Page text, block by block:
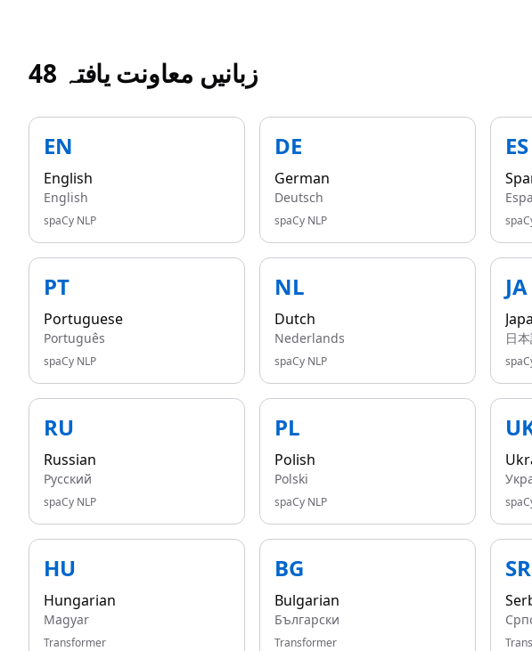
48 زبانیں معاونت یافتہ
EN
English
English
spaCy NLP
DE
German
Deutsch
spaCy NLP
ES
PT
Portuguese
Português
spaCy NLP
NL
Dutch
Nederlands
spaCy NLP
JA
日
RU
Russian
Русский
spaCy NLP
PL
Polish
Polski
spaCy NLP
HU
Hungarian
Magyar
Transformer
BG
Bulgarian
Български
Transformer
SR